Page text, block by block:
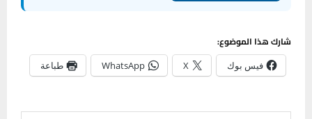
شارك هذا الموضوع:
فيس بوك X
WhatsApp طباعة